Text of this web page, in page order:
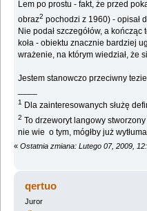
Lem po prostu - fakt, że przed
obraz2 pochodzi z 1960) - opisał
Nie podał szczegółów, a
koła - obiektu znacznie bardziej
wrażenie, na którym wiedział, że
Jestem stanowczo przeciwny
1 Dla zainteresowanych służę
2 To drzeworyt langowy
nie wie o tym, mógłby już
« Ostatnia zmiana: Lutego 07, 2009,
qertuo
Juror